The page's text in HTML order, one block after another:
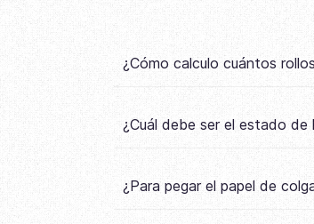
¿Cómo calculo cuántos
¿Cuál debe ser el estado
¿Para pegar el papel de